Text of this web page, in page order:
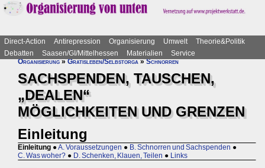
Direct-Action Antirepression Organisierung Umwelt
Theorie&Politik
Debatten
Saasen/GI/Mittelhessen Materialien
Service
Organisierung»Gratisleben/Selbstorga»Schnorren
SACHSPENDEN, TAUSCHEN,
„DEALEN“
MÖGLICHKEITEN UND GRENZEN
Einleitung
Einleitung ●A. Voraussetzungen ● B. Schnorren und Sachspenden ●
C. Was woher? ● D. Schenken, Klauen, Teilen ● Links